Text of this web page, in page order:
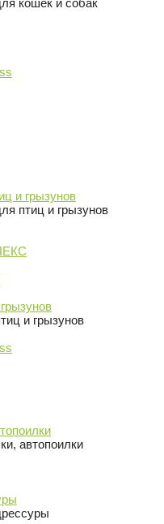
кошек и собак
и грызунов
птиц и грызунов
и грызунов
автопоилки